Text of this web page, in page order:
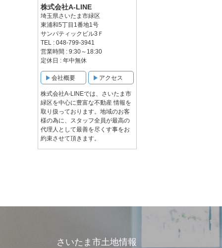
株式会社A-LINE
埼玉県さいたま市緑区
東浦和5丁目1番地1号
サンパティックビル3Ｆ
TEL : 048-799-3941
営業時間 : 9:30～18:30
定休日 : 年中無休
会社概要 アクセス
株式会社A-LINEでは、さいたま市
緑区を中心に豊富な不動産 情報を
取り扱っております。地域のお客
様の為に、スタッフ全員が最高の
代理人として最善を尽くす事をお
約束させて頂きます。
さいたま市土地情報